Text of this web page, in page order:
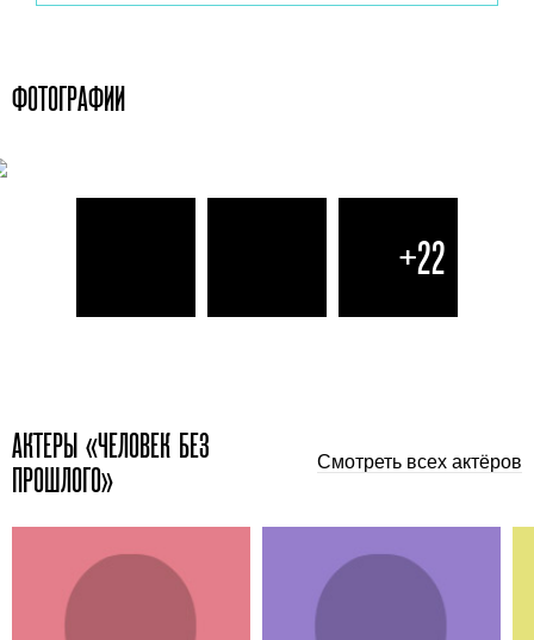
ФОТОГРАФИИ
+22
АКТЕРЫ «ЧЕЛОВЕК БЕЗ
ПРОШЛОГО»
Смотреть всех актёров